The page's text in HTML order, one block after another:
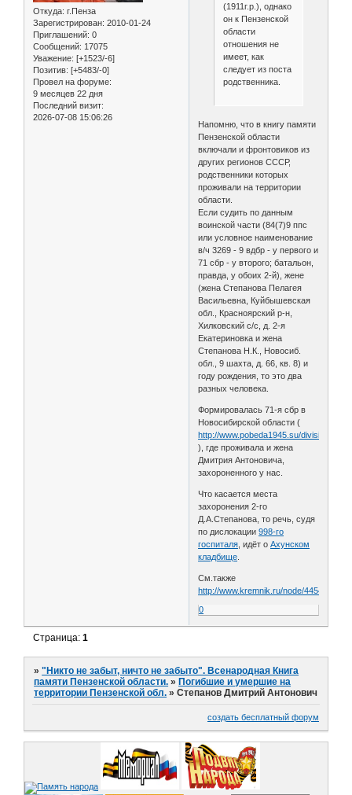
Откуда: г.Пенза
Зарегистрирован: 2010-01-24
Приглашений: 0
Сообщений: 17075
Уважение: [+1523/-6]
Позитив: [+5483/-0]
Провел на форуме:
9 месяцев 22 дня
Последний визит:
2026-07-08 15:06:26
(1911г.р.), однако
он к Пензенской
области
отношения не
имеет, как
следует из поста
родственника.
Напомню, что в книгу памяти
Пензенской области
включали и фронтовиков из
других регионов СССР,
родственники которых
проживали на территории
области.
Если судить по данным
воинской части (84(7)9 ппс
или условное наименование
в/ч 3269 - 9 вдбр - у первого и
71 сбр - у второго; батальон,
правда, у обоих 2-й), жене
(жена Степанова Пелагея
Васильевна, Куйбышевская
обл., Красноярский р-н,
Хилковский с/с, д. 2-я
Екатериновка и жена
Степанова Н.К., Новосиб.
обл., 9 шахта, д. 66, кв. 8) и
году рождения, то это два
разных человека.
Формировалась 71-я сбр в
Новосибирской области (
http://www.pobeda1945.su/division/4449
), где проживала и жена
Дмитрия Антоновича,
захороненного у нас.
Что касается места
захоронения 2-го
Д.А.Степанова, то речь, судя
по дислокации998-го
госпиталя , идёт оАхунском
кладбище
См.также
http://www.kremnik.ru/node/445400
0
Страница:1
»"Никто не забыт, ничто не забыто". Всенародная Книга
памяти Пензенской области. »Погибшие и умершие на
территории Пензенской обл. »Степанов Дмитрий Антонович
создать бесплатный форум